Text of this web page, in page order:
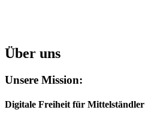
Über uns
Unsere Mission:
Digitale Freiheit für Mittelständler